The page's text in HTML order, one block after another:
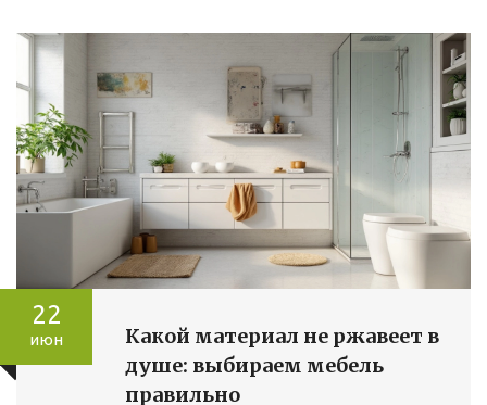
22
июн
Какой материал не ржавеет в
душе: выбираем мебель
правильно